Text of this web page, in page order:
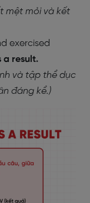
mệt mỏi và kết
exercised
a result.
và tập thể dục
đáng kể.)